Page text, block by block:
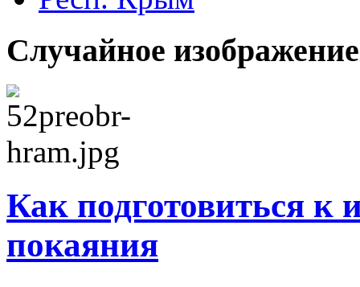
Случайное изображение
Как подготовиться к
покаяния